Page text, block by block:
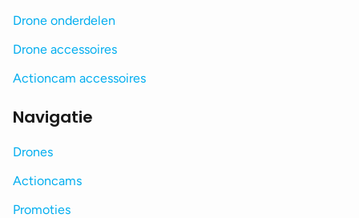
Drone onderdelen
Drone accessoires
Actioncam accessoires
Navigatie
Drones
Actioncams
Promoties